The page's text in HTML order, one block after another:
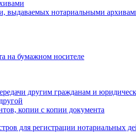
выдаваемых нотариальными
на бумажном носителе
другим гражданам и
копии с копии документа
для регистрации нотариальных